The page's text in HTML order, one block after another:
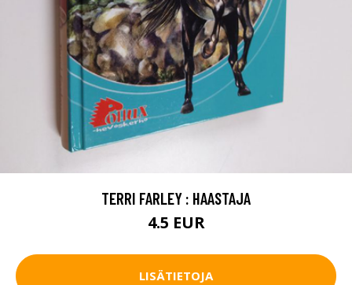
TERRI FARLEY : HAASTAJA
4.5 EUR
LISÄTIETOJA